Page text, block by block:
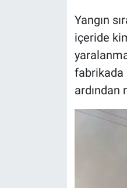
Yangın
içeride
fabrikada
ardından